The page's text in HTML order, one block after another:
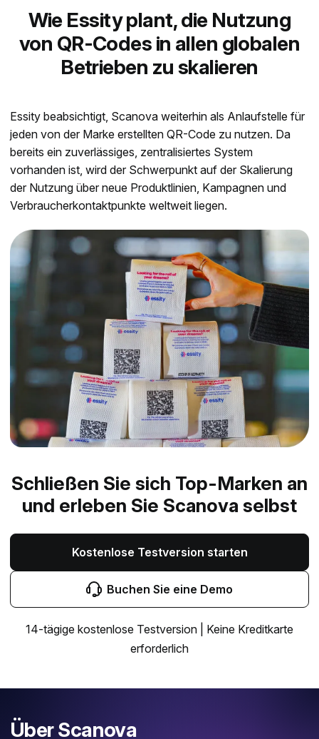
Wie Essity plant, die Nutzung
von QR-Codes in allen globalen
Betrieben zu skalieren
Essity beabsichtigt, Scanova weiterhin als Anlaufstelle für
jeden von der Marke erstellten QR-Code zu nutzen. Da
bereits ein zuverlässiges, zentralisiertes System
vorhanden ist, wird der Schwerpunkt auf der Skalierung
der Nutzung über neue Produktlinien, Kampagnen und
Verbraucherkontaktpunkte weltweit liegen.
Schließen Sie sich Top-Marken an
und erleben Sie Scanova selbst
Kostenlose Testversion starten
Buchen Sie eine Demo
14-tägige kostenlose Testversion | Keine Kreditkarte
erforderlich
Über Scanova